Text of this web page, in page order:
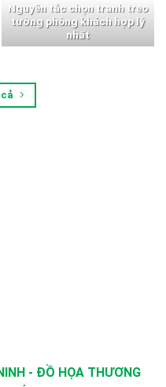
Nguyên tắc chọn tranh treo
tường phòng khách hợp lý
nhất
- ĐỒ HỌA THƯƠNG